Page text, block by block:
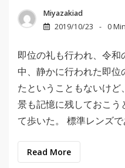
Miyazakiad
2019/10/23
0
即位の礼も行われ、令
中、静かに行われた即
たということもないけ
景も記憶に残しておこう
て歩いた。 標準レンズ
Read More